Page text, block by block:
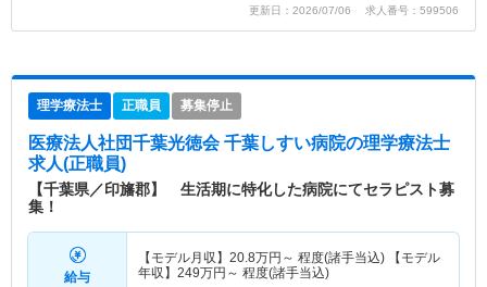
更新日：2026/07/06 求人番号：599506
理学療法士 正職員 募集停止
医療法人社団千葉光徳会 千葉しすい病院の理学療法士
求人(正職員)
【千葉県／印旛郡】 生活期に特化した病院にてセラピスト募
集！
給与
【モデル月収】 20.8万円～ 程度(諸手当込) 【モデル
年収】 249万円～ 程度(諸手当込)